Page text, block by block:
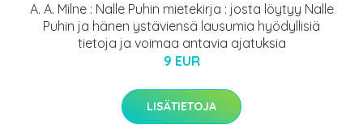
A. A. Milne : Nalle Puhin mietekirja : josta löytyy Nalle
Puhin ja hänen ystäviensä lausumia hyödyllisiä
tietoja ja voimaa antavia ajatuksia
9 EUR
LISÄTIETOJA